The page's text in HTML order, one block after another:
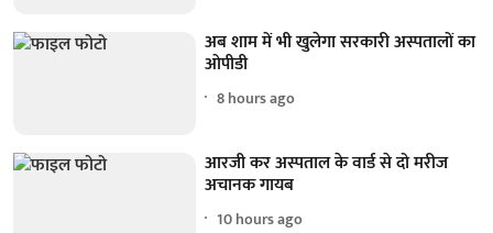
अब शाम में भी खुलेगा सरकारी अस्पतालों का
ओपीडी
8 hours ago
आरजी कर अस्पताल के वार्ड से दो मरीज
अचानक गायब
10 hours ago